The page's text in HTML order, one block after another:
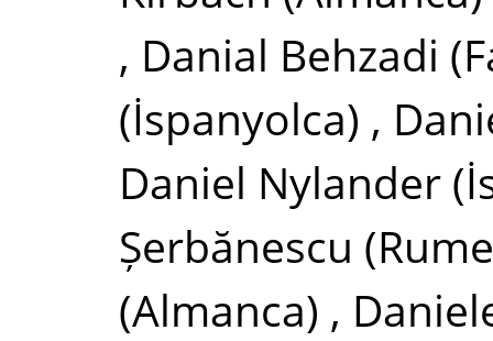
, Danial Behzadi
(İspanyolca) ,
Daniel Nylander
Șerbănescu
(Almanca) ,